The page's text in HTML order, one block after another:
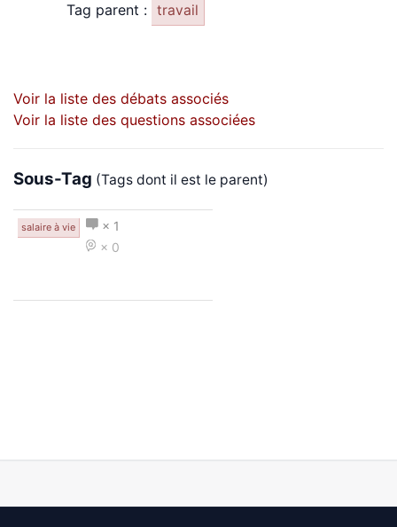
Tag parent : travail
Voir la liste des débats associés
Voir la liste des questions associées
Sous-Tag (Tags dont il est le parent)
salaire à vie
× 1
× 0